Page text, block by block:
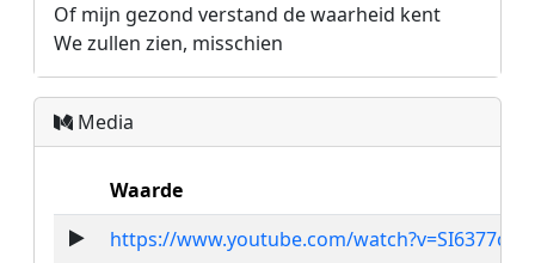
Of mijn gezond verstand de waarheid kent
We zullen zien, misschien
Media
Waarde
https://www.youtube.com/